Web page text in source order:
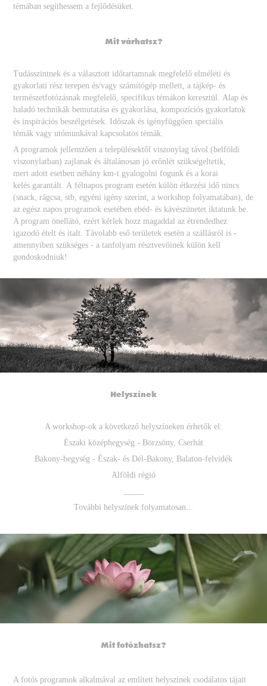
témában segíthessem a fejlődésüket.
Mit várhatsz?
Tudásszintnek és a választott időtartamnak megfelelő elméleti és
gyakorlati rész terepen és/vagy számítógép mellett, a tájkép- és
természetfotózásnak megfelelő, specifikus témákon keresztül. Alap és
haladó technikák bemutatása és gyakorlása, kompozíciós gyakorlatok
és inspirációs beszélgetések. Időszak és igényfüggően speciális
témák vagy utómunkával kapcsolatos témák.
A programok jellemzően a településektől viszonylag távol (belföldi
viszonylatban) zajlanak és általánosan jó erőnlét szükségeltetik,
mert adott esetben néhány km-t gyalogolni fogunk és a korai
kelés garantált. A félnapos program esetén külön étkezési idő nincs
(snack, rágcsa, stb, egyéni igény szerint, a workshop folyamatában), de
az egész napos programok esetében ebéd- és kávészünetet iktatunk be.
A program önellátó, ezért kérlek hozz magaddal az étrendedhez
igazodó ételt és italt. Távolabb eső területek esetén a szállásról is -
amennyiben szükséges - a tanfolyam résztvevőinek külön kell
gondoskodniuk!
Helyszínek
A workshop-ok a következő helyszíneken érhetők el:
Északi középhegység - Börzsöny, Cserhát
Bakony-hegység - Észak- és Dél-Bakony, Balaton-felvidék
Alföldi régió
További helyszínek folyamatosan...
Mit fotózhatsz?
A fotós programok alkalmával az említett helyszínek csodálatos tájait